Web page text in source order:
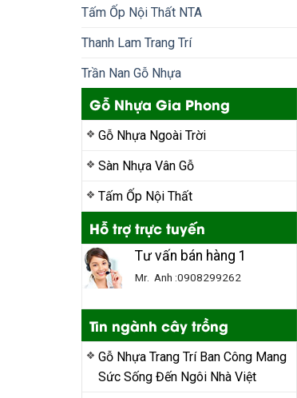
Tấm Ốp Nội Thất NTA
Thanh Lam Trang Trí
Trần Nan Gỗ Nhựa
Gỗ Nhựa Gia Phong
Gỗ Nhựa Ngoài Trời
Sàn Nhựa Vân Gỗ
Tấm Ốp Nội Thất
Hỗ trợ trực tuyến
Tư vấn bán hàng 1
Mr. Anh :0908299262
Tin ngành cây trồng
Gỗ Nhựa Trang Trí Ban Công Mang
Sức Sống Đến Ngôi Nhà Việt